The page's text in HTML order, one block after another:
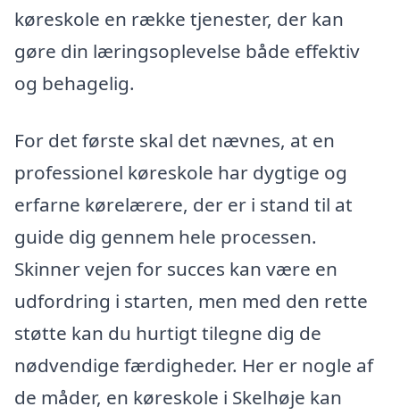
køreskole en række tjenester, der kan
gøre din læringsoplevelse både effektiv
og behagelig.
For det første skal det nævnes, at en
professionel køreskole har dygtige og
erfarne kørelærere, der er i stand til at
guide dig gennem hele processen.
Skinner vejen for succes kan være en
udfordring i starten, men med den rette
støtte kan du hurtigt tilegne dig de
nødvendige færdigheder. Her er nogle af
de måder, en køreskole i Skelhøje kan